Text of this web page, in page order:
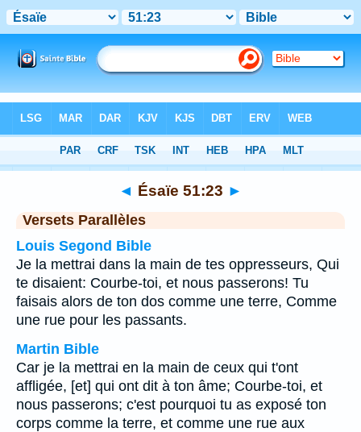
Chapitre 51> Verset 23
◄ Ésaïe 51:23 ►
Versets Parallèles
Louis Segond Bible
Je la mettrai dans la main de tes oppresseurs, Qui
te disaient: Courbe-toi, et nous passerons! Tu
faisais alors de ton dos comme une terre, Comme
une rue pour les passants.
Martin Bible
Car je la mettrai en la main de ceux qui t'ont
affligée, [et] qui ont dit à ton âme; Courbe-toi, et
nous passerons; c'est pourquoi tu as exposé ton
corps comme la terre, et comme une rue aux